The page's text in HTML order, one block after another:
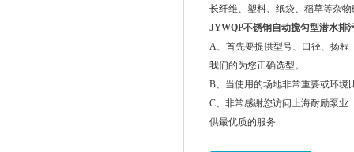
长纤维、塑料、纸袋、稻草等杂
JYWQP不锈钢自动搅匀型潜水排
A、首先要提供型号、口径、扬程
我们的为您正确选型。
B、当使用的场地非常重要或环境
C、非常感谢您访问上海耐励泵业
供最优质的服务.